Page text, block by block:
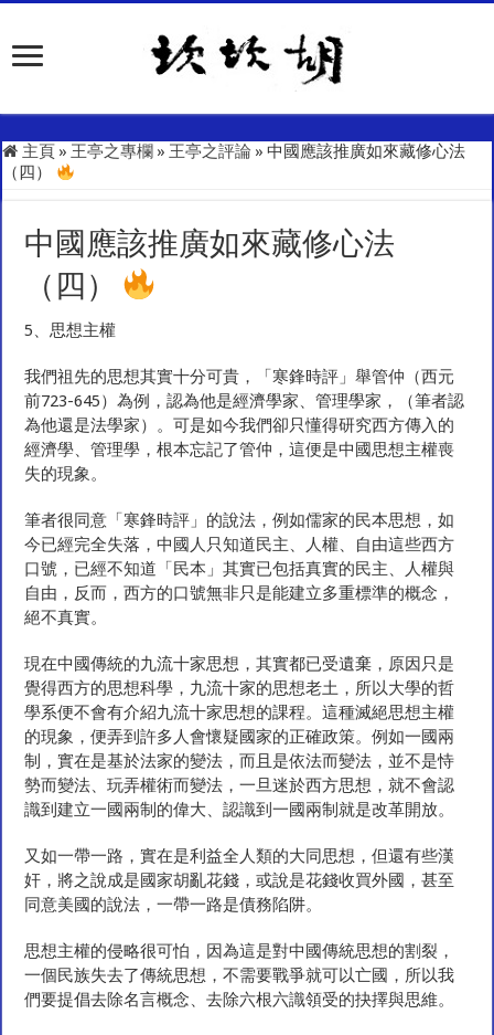
主頁 » 王亭之專欄 » 王亭之評論 » 中國應該推廣如來藏修心法
（四）
中國應該推廣如來藏修心法
（四）
5、思想主權
我們祖先的思想其實十分可貴，「寒鋒時評」舉管仲（西元
前723-645）為例，認為他是經濟學家、管理學家，（筆者認
為他還是法學家）。可是如今我們卻只懂得研究西方傳入的
經濟學、管理學，根本忘記了管仲，這便是中國思想主權喪
失的現象。
筆者很同意「寒鋒時評」的說法，例如儒家的民本思想，如
今已經完全失落，中國人只知道民主、人權、自由這些西方
口號，已經不知道「民本」其實已包括真實的民主、人權與
自由，反而，西方的口號無非只是能建立多重標準的概念，
絕不真實。
現在中國傳統的九流十家思想，其實都已受遺棄，原因只是
覺得西方的思想科學，九流十家的思想老土，所以大學的哲
學系便不會有介紹九流十家思想的課程。這種滅絕思想主權
的現象，便弄到許多人會懷疑國家的正確政策。例如一國兩
制，實在是基於法家的變法，而且是依法而變法，並不是恃
勢而變法、玩弄權術而變法，一旦迷於西方思想，就不會認
識到建立一國兩制的偉大、認識到一國兩制就是改革開放。
又如一帶一路，實在是利益全人類的大同思想，但還有些漢
奸，將之說成是國家胡亂花錢，或說是花錢收買外國，甚至
同意美國的說法，一帶一路是債務陷阱。
思想主權的侵略很可怕，因為這是對中國傳統思想的割裂，
一個民族失去了傳統思想，不需要戰爭就可以亡國，所以我
們要提倡去除名言概念、去除六根六識領受的抉擇與思維。